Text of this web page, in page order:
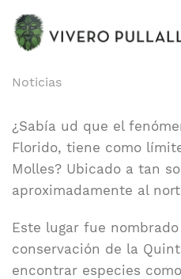
Desierto Florido
Noticias
¿Sabía ud que el
Florido, tiene como
Molles? Ubicado a tan
aproximadamente al
Este lugar fue
conservación de la
encontrar especies